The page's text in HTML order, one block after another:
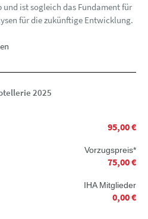
und ist sogleich das Fundament für
für die zukünftige Entwicklung.
2025
95,00 €
Vorzugspreis*
75,00 €
IHA Mitglieder
0,00 €